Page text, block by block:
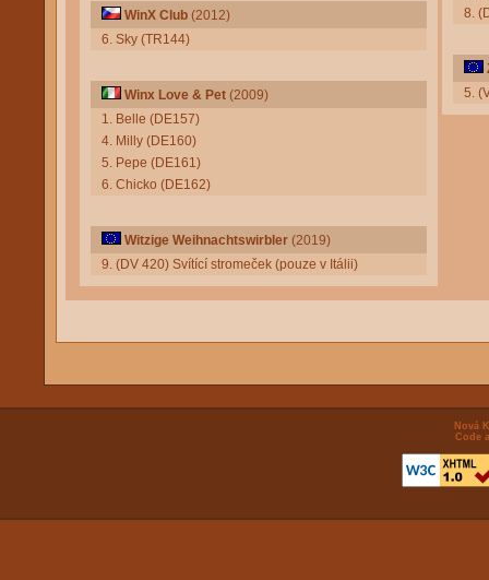
WinX Club (2012)
6. Sky (TR144)
Winx Love & Pet (2009)
1. Belle (DE157)
4. Milly (DE160)
5. Pepe (DE161)
6. Chicko (DE162)
Witzige Weihnachtswirbler (2019)
9. (DV 420) Svítící stromeček (pouze v Itálii)
8.
5.
Nová
Code